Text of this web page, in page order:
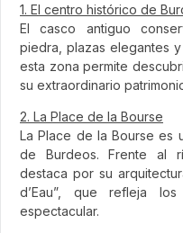
1. El centro histórico de
El casco antiguo
piedra, plazas elegantes
esta zona permite
su extraordinario
2. La Place de la Bourse
La Place de la Bourse es
de Burdeos. Frente al
destaca por su
d’Eau”, que refleja
espectacular.